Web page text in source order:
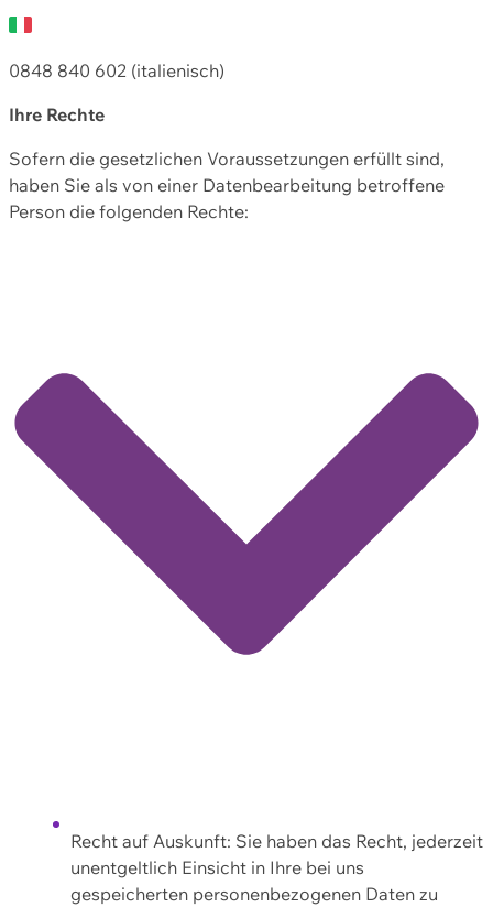
0848 840 602 (italienisch)
Ihre Rechte
Sofern die gesetzlichen Voraussetzungen erfüllt sind,
haben Sie als von einer Datenbearbeitung betroffene
Person die folgenden Rechte:
Recht auf Auskunft: Sie haben das Recht, jederzeit
unentgeltlich Einsicht in Ihre bei uns
gespeicherten personenbezogenen Daten zu